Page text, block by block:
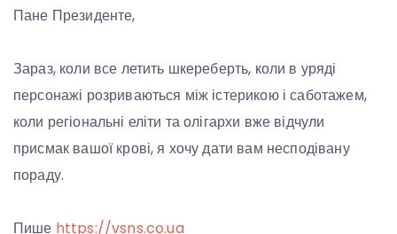
Пане Президенте,
Зараз, коли все летить шкереберть, коли в уряді
персонажі розриваються між істерикою і саботажем,
коли регіональні еліти та олігархи вже відчули
присмак вашої крові, я хочу дати вам несподівану
пораду.
Пише https://vsns.co.ua